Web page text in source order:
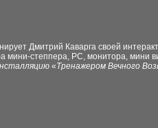
Дмитрий Каварга своей
мини-степпера, PC, монитора, мини
«Тренажером Вечного